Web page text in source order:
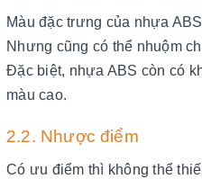
Màu đặc trưng của nhựa
Nhưng cũng có thể nhuộm
Đặc biệt, nhựa ABS còn có
màu cao.
2.2. Nhược điểm
Có ưu điểm thì không thể